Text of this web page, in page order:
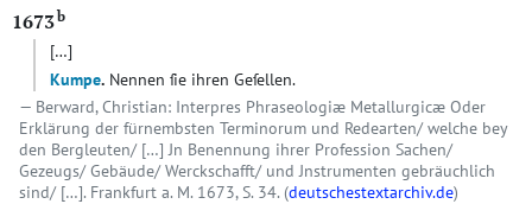
1673b
[…]
Kumpe. Nennen ſie ihren Geſellen.
Berward, Christian: Interpres Phraseologiæ Metallurgicæ Oder
Erklärung der fürnembsten Terminorum und Redearten/ welche bey
den Bergleuten/ […] Jn Benennung ihrer Profession Sachen/
Gezeugs/ Gebäude/ Werckschafft/ und Jnstrumenten gebräuchlich
sind/ […]. Frankfurt a. M. 1673, S. 34. (deutschestextarchiv.de)